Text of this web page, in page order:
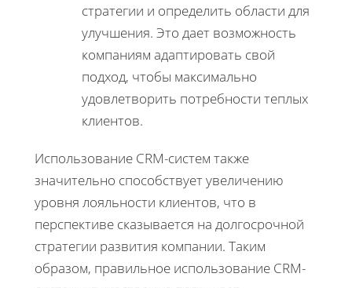
стратегии и определить области для
улучшения. Это дает возможность
компаниям адаптировать свой
подход, чтобы максимально
удовлетворить потребности теплых
клиентов.
Использование CRM-систем также
значительно способствует увеличению
уровня лояльности клиентов, что в
перспективе сказывается на долгосрочной
стратегии развития компании. Таким
образом, правильное использование CRM-